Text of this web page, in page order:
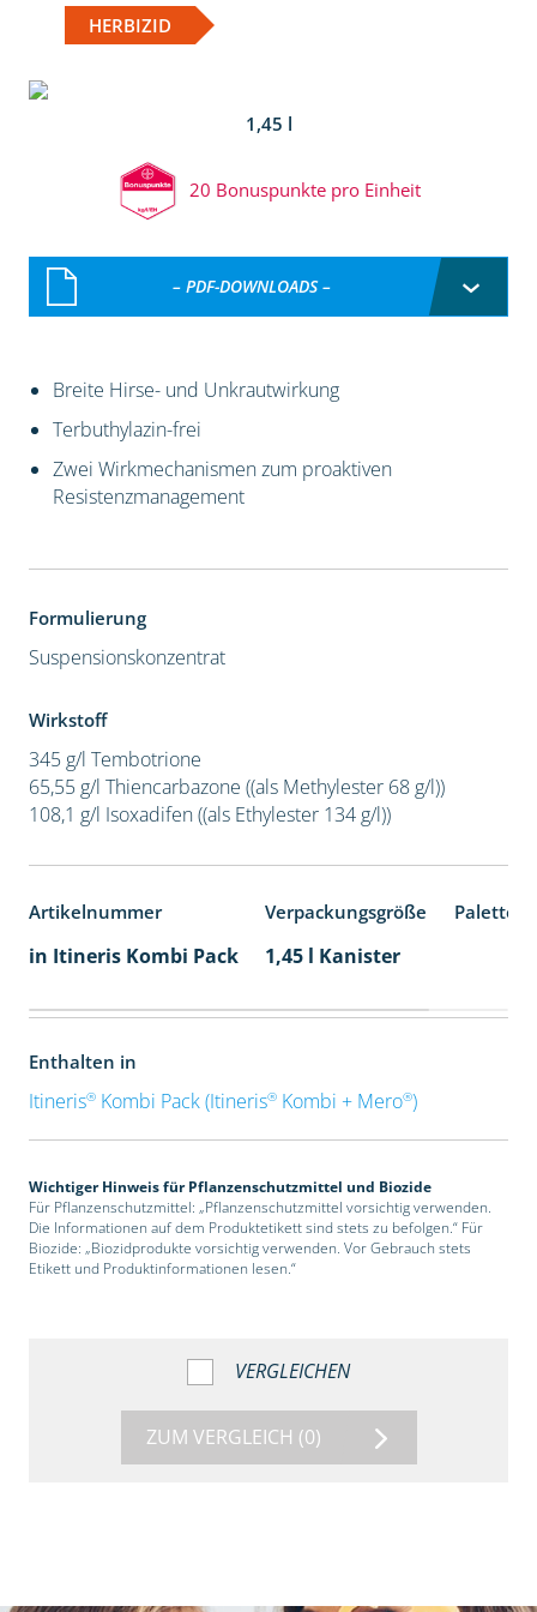
HERBIZID
1,45 l
20 Bonuspunkte pro Einheit
– PDF-DOWNLOADS –
Breite Hirse- und Unkrautwirkung
Terbuthylazin-frei
Zwei Wirkmechanismen zum proaktiven
Resistenzmanagement
Formulierung
Suspensionskonzentrat
Wirkstoff
345 g/l Tembotrione
65,55 g/l Thiencarbazone ((als Methylester 68 g/l))
108,1 g/l Isoxadifen ((als Ethylester 134 g/l))
Artikelnummer Verpackungsgröße
in Itineris Kombi Pack 1,45 l Kanister
Enthalten in
Itineris®Kombi Pack (Itineris®Kombi + Mero®)
Wichtiger Hinweis für Pflanzenschutzmittel und Biozide
Für Pflanzenschutzmittel: „Pflanzenschutzmittel vorsichtig verwenden.
Die Informationen auf dem Produktetikett sind stets zu befolgen.“ Für
Biozide: „Biozidprodukte vorsichtig verwenden. Vor Gebrauch stets
Etikett und Produktinformationen lesen.“
VERGLEICHEN
ZUM VERGLEICH (0)